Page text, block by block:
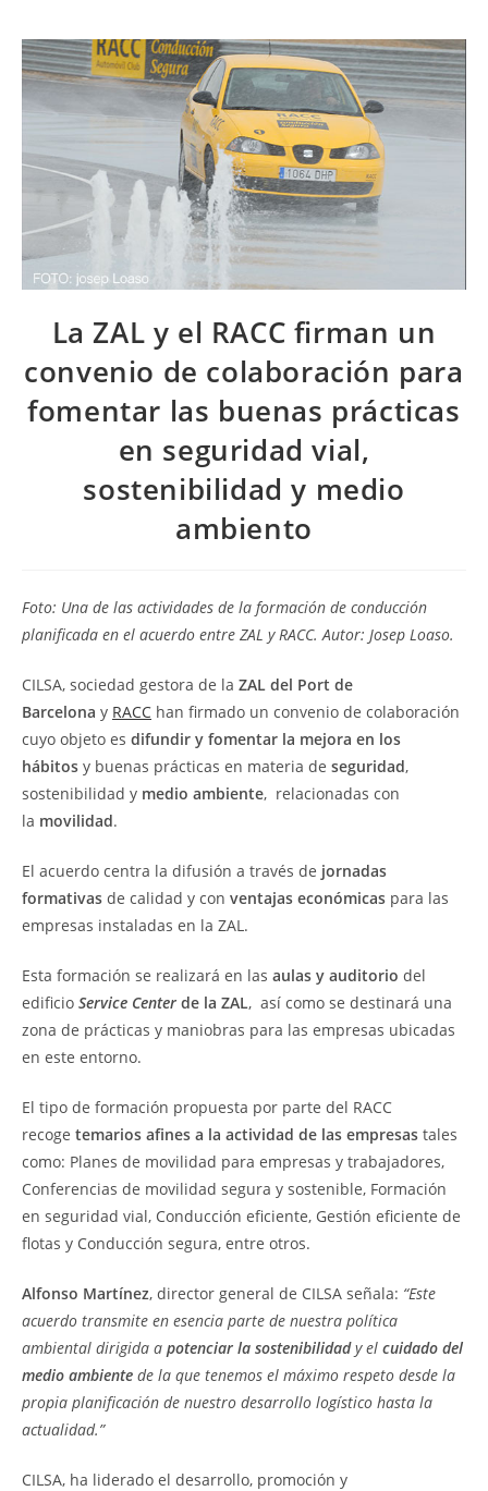
La ZAL y el RACC firman un
convenio de colaboración para
fomentar las buenas prácticas
en seguridad vial,
sostenibilidad y medio
ambiento
Foto: Una de las actividades de la formación de conducción
planificada en el acuerdo entre ZAL y RACC. Autor: Josep Loaso.
CILSA, sociedad gestora de la ZAL del Port de
Barcelona y RACC han firmado un convenio de colaboración
cuyo objeto es difundir y fomentar la mejora en los
hábitos y buenas prácticas en materia de seguridad,
sostenibilidad y medio ambiente, relacionadas con
la movilidad.
El acuerdo centra la difusión a través de jornadas
formativas de calidad y con ventajas económicas para las
empresas instaladas en la ZAL.
Esta formación se realizará en las aulas y auditorio del
edificio Service Center de la ZAL, así como se destinará una
zona de prácticas y maniobras para las empresas ubicadas
en este entorno.
El tipo de formación propuesta por parte del RACC
recoge temarios afines a la actividad de las empresas tales
como: Planes de movilidad para empresas y trabajadores,
Conferencias de movilidad segura y sostenible, Formación
en seguridad vial, Conducción eficiente, Gestión eficiente de
flotas y Conducción segura, entre otros.
Alfonso Martínez, director general de CILSA señala: “Este
acuerdo transmite en esencia parte de nuestra política
ambiental dirigida a potenciar la sostenibilidady el cuidado del
medio ambiente de la que tenemos el máximo respeto desde la
propia planificación de nuestro desarrollo logístico hasta la
actualidad.”
CILSA, ha liderado el desarrollo, promoción y